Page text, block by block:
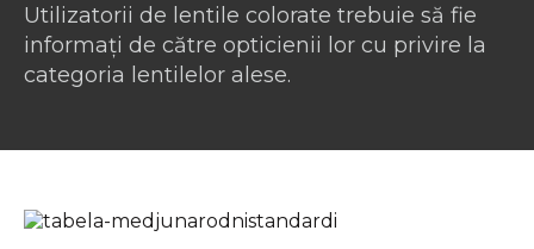
Utilizatorii de lentile colorate trebuie să fie
informați de către opticienii lor cu privire la
categoria lentilelor alese.